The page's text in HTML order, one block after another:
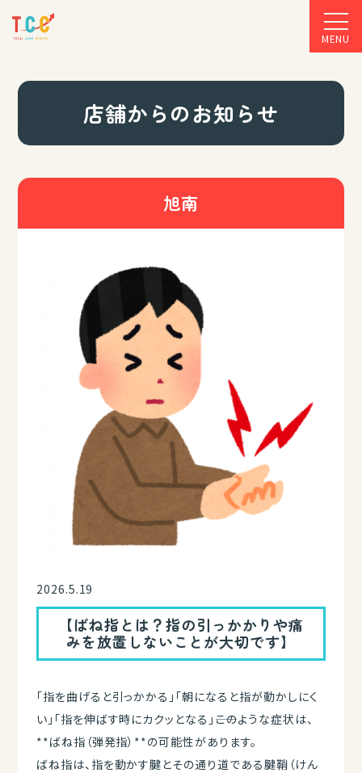
MENU
店舗からのお知らせ
旭南
2026.5.19
【ばね指とは？指の引っかかりや痛
みを放置しないことが大切です】
「指を曲げると引っかかる」「朝になると指が動かしにく
い」「指を伸ばす時にカクッとなる」――このような症状は、
**ばね指（弾発指）**の可能性があります。
ばね指は、指を動かす腱とその通り道である腱鞘（けん